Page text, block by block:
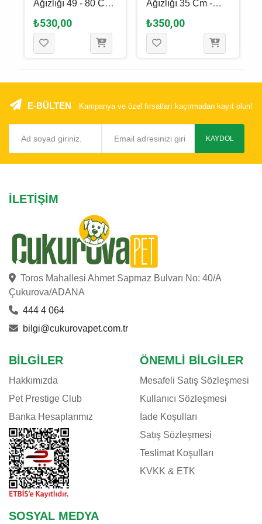
Ağızlığı 49 - 80 Cm
( Siyah ) L
₺530,00
Ağızlığı 35 Cm -
Si̇yah - L - Xl
₺350,00
E-BÜLTEN Kampanya ve özel fırsatları kaçırmadan kayıt olun!
KAYDOL
İLETIŞIM
Toros Mahallesi Ahmet Sapmaz Bulvarı No: 40/A
Çukurova/ADANA
444 4 064
bilgi@cukurovapet.com.tr
BILGILER
Hakkımızda
Pet Prestige Club
Banka Hesaplarımız
ÖNEMLI BILGILER
Mesafeli Satış Sözleşmesi
Kullanıcı Sözleşmesi
İade Koşulları
Satış Sözleşmesi
Teslimat Koşulları
KVKK & ETK
SOSYAL MEDYA